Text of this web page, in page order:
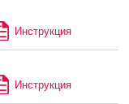
Инструкция
Инструкция